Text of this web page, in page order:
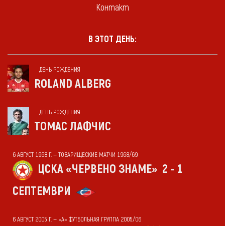
Контакт
В ЭТОТ ДЕНЬ:
ДЕНЬ РОЖДЕНИЯ
ROLAND ALBERG
ДЕНЬ РОЖДЕНИЯ
ТОМАС ЛАФЧИС
6 АВГУСТ 1968 Г. — ТОВАРИЩЕСКИЕ МАТЧИ 1968/69
ЦСКА «ЧЕРВЕНО ЗНАМЕ» 2 - 1
СЕПТЕМВРИ
6 АВГУСТ 2005 Г. — «А» ФУТБОЛЬНАЯ ГРУППА 2005/06